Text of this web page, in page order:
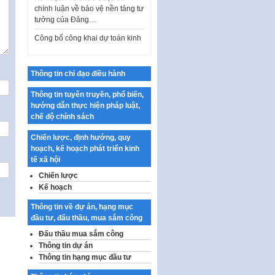
tưởng của Đảng…
Công bố công khai dự toán kinh
phí xây dựng pháp luật, hoàn
Quy định về nghiên cứu, ứng
dụng khoa học, công nghệ, đổi
mới sáng tạo và chuyển…
Quy định chi tiết và hướng dẫn
thi hành một số điều của Luật Lý
lịch tư…
Sửa đổi, bổ sung một số nội
dung tại Nghị quyết số 30/NQ-
CP ngày 24 tháng 02…
Ban hành Chương trình hành
động của Chính phủ thực hiện
Nghị quyết số 02-NQ/TW ngày
17…
THÔNG BÁO Tuyển dụng lao
động hợp đồng theo Nghị định
số 111/2022/NĐ-CP ngày
Thông tin chỉ đạo điều hành
Thông tin tuyên truyền, phổ biến,
hướng dẫn thực hiện pháp luật,
chế độ chính sách
Chiến lược, định hướng, quy
hoạch, kế hoạch phát triển kinh
tế xã hội
Chiến lược
Kế hoạch
Thông tin về dự án, hạng mục
đầu tư, đấu thầu, mua sắm công
Đấu thầu mua sắm công
Thông tin dự án
Thông tin hạng mục đầu tư